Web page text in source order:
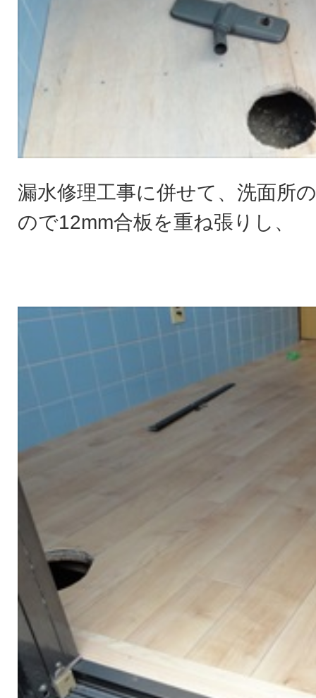
漏水修理工事に併せて、洗面所
ので12mm合板を重ね張りし、